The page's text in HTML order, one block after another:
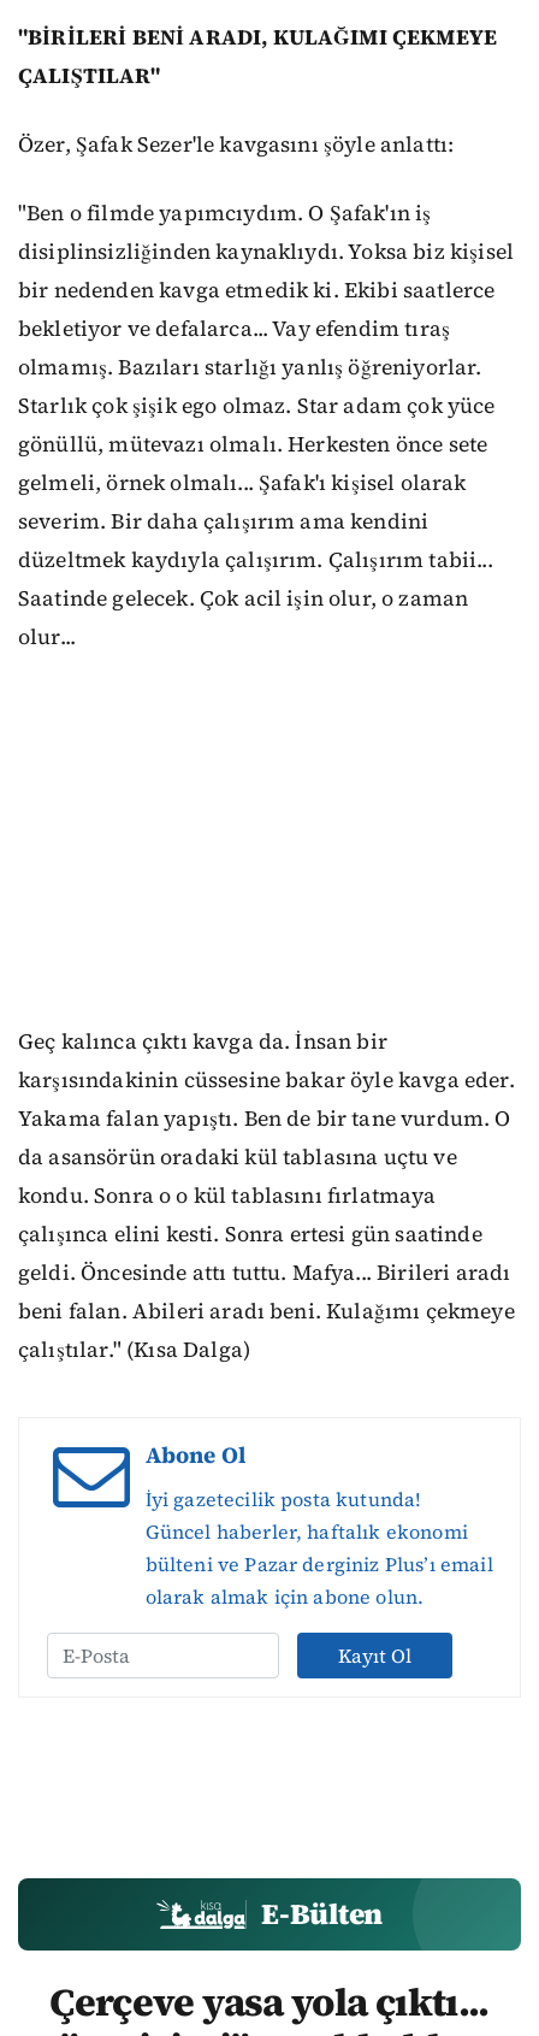
"BİRİLERİ BENİ ARADI, KULAĞIMI ÇEKMEYE
ÇALIŞTILAR"
Özer, Şafak Sezer'le kavgasını şöyle anlattı:
"Ben o filmde yapımcıydım. O Şafak'ın iş
disiplinsizliğinden kaynaklıydı. Yoksa biz kişisel
bir nedenden kavga etmedik ki. Ekibi saatlerce
bekletiyor ve defalarca... Vay efendim tıraş
olmamış. Bazıları starlığı yanlış öğreniyorlar.
Starlık çok şişik ego olmaz. Star adam çok yüce
gönüllü, mütevazı olmalı. Herkesten önce sete
gelmeli, örnek olmalı... Şafak'ı kişisel olarak
severim. Bir daha çalışırım ama kendini
düzeltmek kaydıyla çalışırım. Çalışırım tabii...
Saatinde gelecek. Çok acil işin olur, o zaman
olur...
Geç kalınca çıktı kavga da. İnsan bir
karşısındakinin cüssesine bakar öyle kavga eder.
Yakama falan yapıştı. Ben de bir tane vurdum. O
da asansörün oradaki kül tablasına uçtu ve
kondu. Sonra o o kül tablasını fırlatmaya
çalışınca elini kesti. Sonra ertesi gün saatinde
geldi. Öncesinde attı tuttu. Mafya... Birileri aradı
beni falan. Abileri aradı beni. Kulağımı çekmeye
çalıştılar." (Kısa Dalga)
Abone Ol
İyi gazetecilik posta kutunda!
Güncel haberler, haftalık ekonomi
bülteni ve Pazar derginiz Plus’ı email
olarak almak için abone olun.
Kayıt Ol
E-Bülten
Çerçeve yasa yola çıktı...